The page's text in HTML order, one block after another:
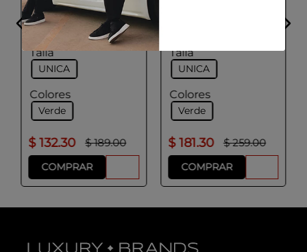
Bolso Canguro
Hombre Color Verde
Gris
Talla
UNICA
Colores
Verde
$ 132.30 $ 189.00
COMPRAR
Talla
UNICA
Colores
Verde
$ 181.30 $ 259.00
COMPRAR